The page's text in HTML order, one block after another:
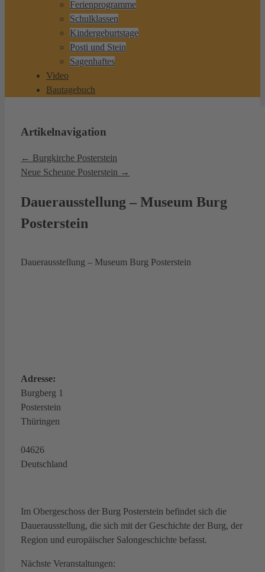
Ferienprogramme
Schulklassen
Kindergeburtstage
Posti und Stein
Sagenhaftes
Video
Bautagebuch
Artikelnavigation
← Burgkirche Posterstein
Neue Scheune Posterstein →
Dauerausstellung – Museum Burg
Posterstein
Dauerausstellung – Museum Burg Posterstein
Adresse:
Burgberg 1
Posterstein
Thüringen
04626
Deutschland
Im Obergeschoss der Burg Posterstein befindet sich die
Dauerausstellung, die sich mit der Geschichte der Burg, der
Region und europäischer Salongeschichte befasst.
Nächste Veranstaltungen: